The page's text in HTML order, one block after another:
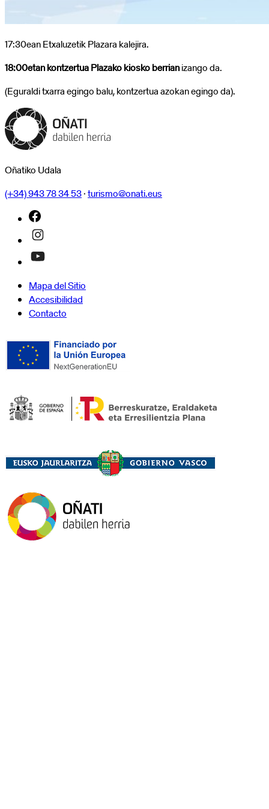
de
Musika
Eskola
.
Dentro
del
programa
17:30ean Etxaluzetik Plazara kalejira.
18:00etan kontzertua Plazako kiosko berrianizango da.
(Eguraldi txarra egingo balu, kontzertua azokan egingo da).
Oñatiko Udala
(+34) 943 78 34 53·turismo@onati.eus
Mapa del Sitio
Accesibilidad
Contacto